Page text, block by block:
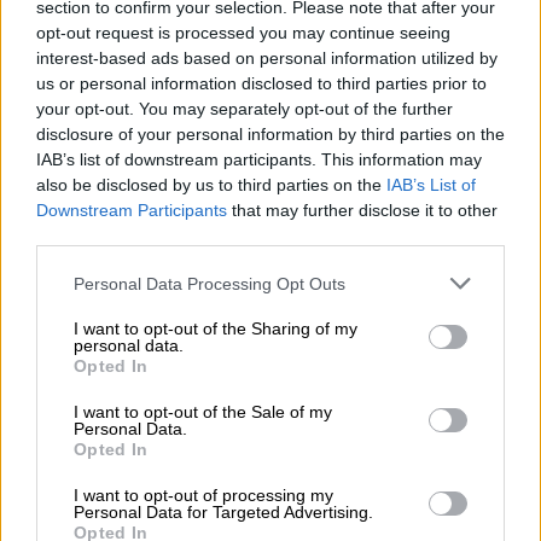
section to confirm your selection. Please note that after your
opt-out request is processed you may continue seeing
interest-based ads based on personal information utilized by
us or personal information disclosed to third parties prior to
your opt-out. You may separately opt-out of the further
disclosure of your personal information by third parties on the
IAB’s list of downstream participants. This information may
also be disclosed by us to third parties on the IAB’s List of
Downstream Participants that may further disclose it to other
Please note that this website/app uses one or more Google
not limited to your visit or usage behaviour. You may click to
grant or deny consent to Google and its third-party tags to
use your data for below specified purposes in below Google
consent section.
Personal Data Processing Opt Outs
I want to opt-out of the Sharing of my
personal data.
Opted In
I want to opt-out of the Sale of my
Personal Data.
Opted In
I want to opt-out of processing my
Personal Data for Targeted Advertising.
Opted In
ηπειρωτικά και την ανατολική νησιωτική
χώρα τους 17 με 19 βαθμούς Κελσίου.
ΜΑΚΕΔΟΝΙΑ, ΘΡΑΚΗ
Καιρός: Γενικά αίθριος.
Ανεμοι: Βορειοανατολικοί 3 με 5 και στα
ανατολικά 6 με 7 μποφόρ με μικρή
εξασθένηση τη νύχτα.
Κελσίου. Στη δυτική Μακεδονία 2 με 3
βαθμούς χαμηλότερη.
ΝΗΣΙΑ ΙΟΝΙΟΥ, ΗΠΕΙΡΟΣ, ΔΥΤΙΚΗ ΣΤΕΡΕΑ,
ΔΥΤΙΚΗ ΠΕΛΟΠΟΝΝΗΣΟΣ
Καιρός: Στην Ήπειρο γενικά αίθριος. Στις
τόπους αυξημένες.